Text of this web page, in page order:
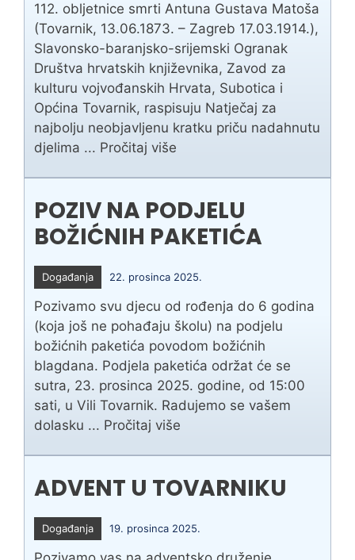
112. obljetnice smrti Antuna Gustava Matoša
(Tovarnik, 13.06.1873. – Zagreb 17.03.1914.),
Slavonsko-baranjsko-srijemski Ogranak
Društva hrvatskih književnika, Zavod za
kulturu vojvođanskih Hrvata, Subotica i
Općina Tovarnik, raspisuju Natječaj za
najbolju neobjavljenu kratku priču nadahnutu
djelima ... Pročitaj više
POZIV NA PODJELU
BOŽIĆNIH PAKETIĆA
Događanja 22. prosinca 2025.
Pozivamo svu djecu od rođenja do 6 godina
(koja još ne pohađaju školu) na podjelu
božićnih paketića povodom božićnih
blagdana. Podjela paketića održat će se
sutra, 23. prosinca 2025. godine, od 15:00
sati, u Vili Tovarnik. Radujemo se vašem
dolasku ... Pročitaj više
ADVENT U TOVARNIKU
Događanja 19. prosinca 2025.